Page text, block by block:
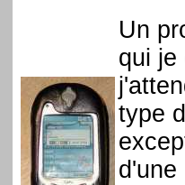
Un
qui je
type
d'une